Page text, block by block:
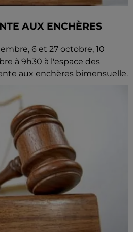
AUX ENCHÈRES
6 et 27 octobre, 10
à 9h30 à l'espace des
aux enchères bimensuelle.